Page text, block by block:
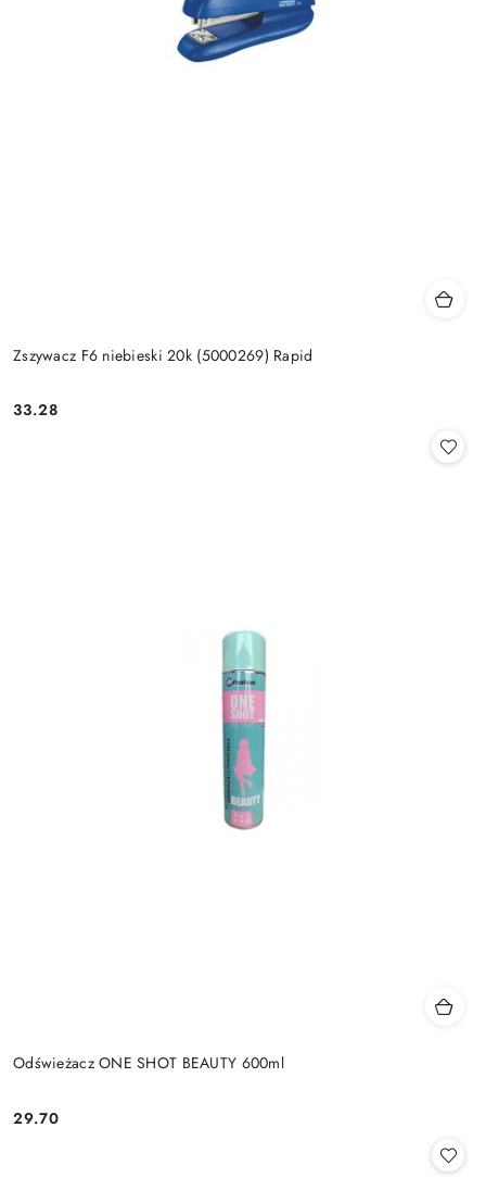
Zszywacz F6 niebieski 20k (5000269) Rapid
Cena:
33.28
Odświeżacz ONE SHOT BEAUTY 600ml
Cena:
29.70